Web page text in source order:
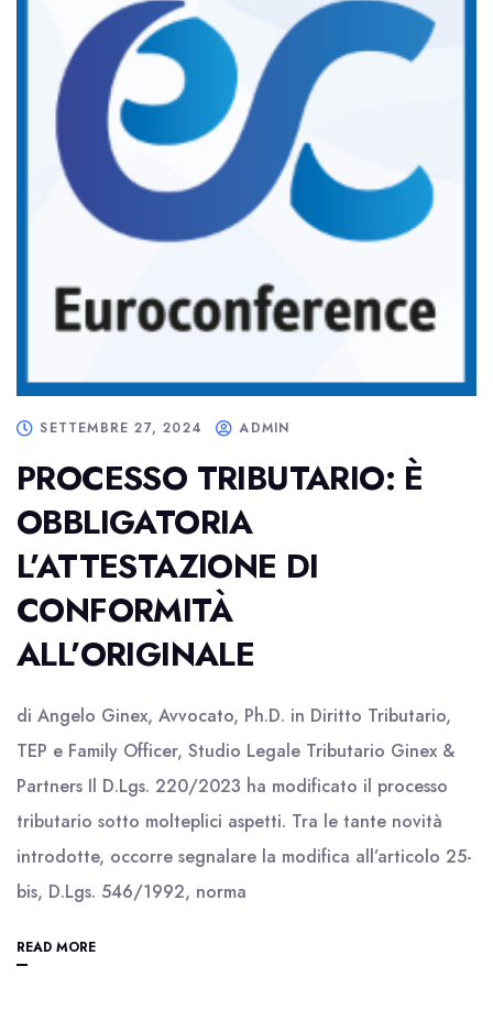
SETTEMBRE 27, 2024 ADMIN
PROCESSO TRIBUTARIO: È
OBBLIGATORIA
L’ATTESTAZIONE DI
CONFORMITÀ
ALL’ORIGINALE
di Angelo Ginex, Avvocato, Ph.D. in Diritto Tributario,
TEP e Family Officer, Studio Legale Tributario Ginex &
Partners Il D.Lgs. 220/2023 ha modificato il processo
tributario sotto molteplici aspetti. Tra le tante novità
introdotte, occorre segnalare la modifica all’articolo 25-
bis, D.Lgs. 546/1992, norma
READ MORE